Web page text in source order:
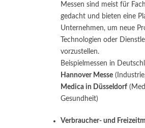
Messen sind meist für
gedacht und bieten eine
Unternehmen, um neue
Technologien oder
vorzustellen.
Beispielmessen in
Hannover Messe
Medica in Düsseldorf
Gesundheit)
Verbraucher- und